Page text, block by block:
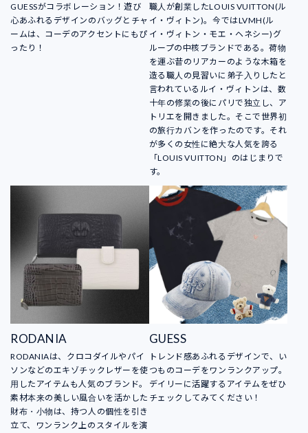
GUESSがコラボレーション！遊び
心あふれるデザインのバッグとチャ
ームは、コーデのアクセントにもぴ
ったり！
職人が創業したLOUIS VUITTON(ル
イ・ヴィトン)。今ではLVMH(ル
イ・ヴィトン・モエ・ヘネシー)グ
ループの中核ブランドである。荷物
を運ぶ昔のリアカーのような木箱を
造る職人の見習いに弟子入りしたと
言われているルイ・ヴィトンは、数
十年の修業の後にパリで独立し、ア
トリエを開きました。そこで世界初
の旅行カバンを作ったのです。それ
が多くの女性に絶大な人気を誇る
「LOUIS VUITTON」のはじまりで
す。
RODANIA
RODANIAは、クロコダイルやパイ
ソンなどのエキゾチックレザーを使
用したアイテムも人気のブランド。
素材本来の美しい風合いを活かした
財布・小物は、持つ人の個性を引き
立て、ワンランク上のスタイルを演
GUESS
トレンド感あふれるデザインで、い
つものコーデをワンランクアップ。
デイリーに活躍するアイテムをぜひ
チェックしてみてください！